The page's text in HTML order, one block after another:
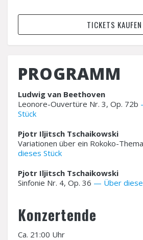
TICKETS KAUFEN
PROGRAMM
Ludwig van Beethoven
Leonore-Ouvertüre Nr. 3, Op. 72b
Stück
Pjotr Iljitsch Tschaikowski
Variationen über ein Rokoko-
dieses Stück
Pjotr Iljitsch Tschaikowski
Sinfonie Nr. 4, Op. 36
Über
Konzertende
Ca. 21:00 Uhr